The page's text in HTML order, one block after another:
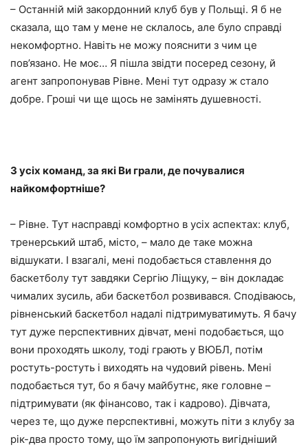
– Останній мій закордонний клуб був у Польщі. Я б не
сказала, що там у мене не склалось, але було справді
некомфортно. Навіть не можу пояснити з чим це
пов’язано. Не моє… Я пішла звідти посеред сезону, й
агент запропонував Рівне. Мені тут одразу ж стало
добре. Гроші чи ще щось не замінять душевності.
З усіх команд, за які Ви грали, де почувалися
найкомфортніше?
– Рівне. Тут насправді комфортно в усіх аспектах: клуб,
тренерський штаб, місто, – мало де таке можна
відшукати. І взагалі, мені подобається ставлення до
баскетболу тут завдяки Сергію Ліщуку, – він докладає
чималих зусиль, аби баскетбол розвивався. Сподіваюсь,
рівненський баскетбол надалі підтримуватимуть. Я бачу
тут дуже перспективних дівчат, мені подобається, що
вони проходять школу, тоді грають у ВЮБЛ, потім
ростуть-ростуть і виходять на чудовий рівень. Мені
подобається тут, бо я бачу майбутнє, яке головне –
підтримувати (як фінансово, так і кадрово). Дівчата,
через те, що дуже перспективні, можуть піти з клубу за
рік-два просто тому, що їм запропонують вигідніший